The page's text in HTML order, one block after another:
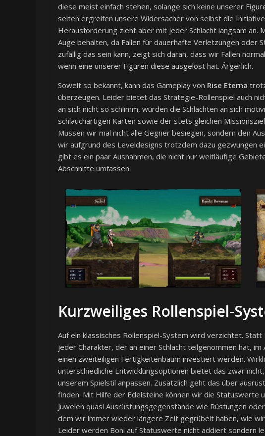
diese meist einfach stehen, solange sich keine unserer
selten ergreifen unsere Widersacher von selbst die
Herausforderung zieht aber mit jeder Schlacht langsam an.
Auge behalten, da Fallen für dauerhafte Verletzungen oder
zufällig das sein kann, zeigt sich daran, dass wir Fallen
wenn eine unserer Figuren diese ausgelöst hat. Ärgerlich.
Soweit so bekannt, kann das Gameplay von Rise Eterna
überzeugen. Leider bietet das Strategie-Rollenspiel auch
an sich nicht so schlimm, würden die Schlachten an sich
schlauchartigen Karten sowie der stets gleichen
Müssen wir mal nicht alle Gegner besiegen, sondern den
wir aufgrund des Leveldesigns trotzdem dazu gezwungen
gibt es ein paar Ausnahmen, die nicht nur weitläufige
Abschnitte umfassen.
Kurzweiliges Rollenspiel-
Auf ein klassisches Rollenspiel-System wird verzichtet.
jeder Charakter, der an einer Schlacht teilgenommen hat,
einen zweiteiligen Fertigkeitenbaum investiert werden.
unterschiedliche Entwicklungsoptionen bietet das zwar
unserem Spielstil anpassen. Zusätzlich geht das über
finden. Mit Hilfe der Edelsteine können wir die Statuswerte
Juwelen quasi Ausrüstungsgegenstände wie Rüstungen
dem wir immer wieder längere Zeit gegrübelt haben, wie
Leider werden Boni auf Statuswerte nicht addiert sondern